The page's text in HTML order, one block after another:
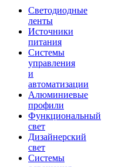
Светодиодные
ленты
Источники
питания
Системы
управления
и
автоматизации
Алюминиевые
профили
Функциональный
свет
Дизайнерский
свет
Системы